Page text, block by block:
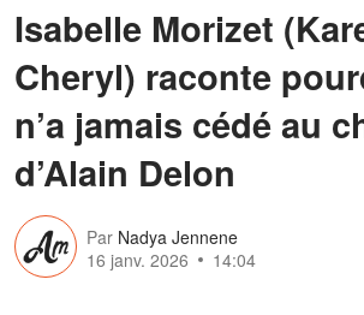
Isabelle Morizet
Cheryl) raconte
n’a jamais cédé au
d’Alain Delon
Par Nadya Jennene
16 janv. 2026
14:04